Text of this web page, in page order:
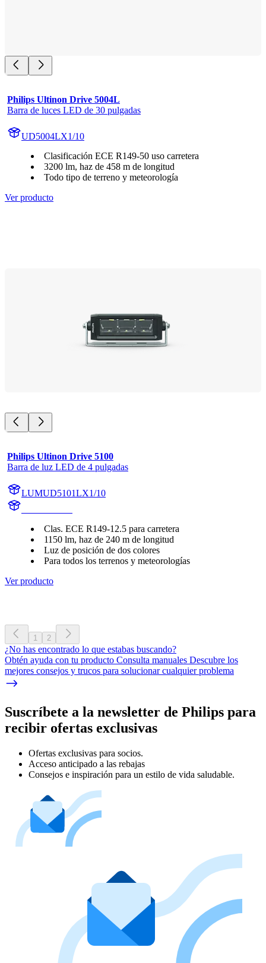
Philips Ultinon Drive 5004L
Barra de luces LED de 30 pulgadas
UD5004LX1/10
Clasificación ECE R149-50 uso carretera
3200 lm, haz de 458 m de longitud
Todo tipo de terreno y meteorología
Ver producto
Philips Ultinon Drive 5100
Barra de luz LED de 4 pulgadas
LUMUD5101LX1/10
Clas. ECE R149-12.5 para carretera
1150 lm, haz de 240 m de longitud
Luz de posición de dos colores
Para todos los terrenos y meteorologías
Ver producto
1 2
¿No has encontrado lo que estabas buscando?
Obtén ayuda con tu producto Consulta manuales Descubre los
mejores consejos y trucos para solucionar cualquier problema
Suscríbete a la newsletter de Philips para
recibir ofertas exclusivas
Ofertas exclusivas para socios.
Acceso anticipado a las rebajas
Consejos e inspiración para un estilo de vida saludable.